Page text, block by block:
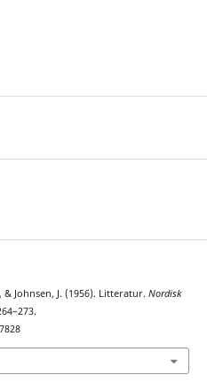
& Johnsen, J. (1956). Litteratur. Nordisk